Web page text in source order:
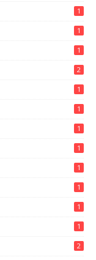
1
1
1
2
1
1
1
1
1
1
1
1
2